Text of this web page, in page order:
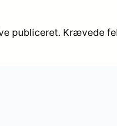
publiceret. Krævede